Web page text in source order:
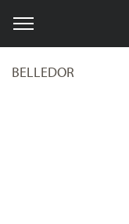
BELLEDOR